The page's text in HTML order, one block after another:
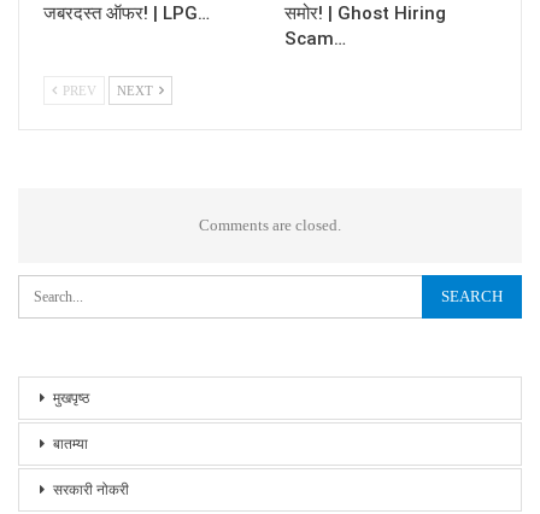
जबरदस्त ऑफर! | LPG…
समोर! | Ghost Hiring
Scam…
PREV NEXT
Comments are closed.
मुखपृष्ठ
बातम्या
सरकारी नोकरी